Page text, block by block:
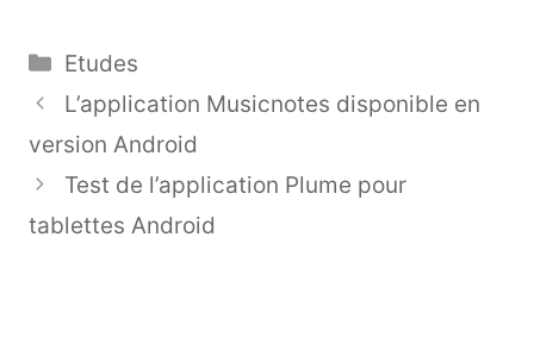
Catégories
Etudes
L’application Musicnotes disponible en
version Android
Test de l’application Plume pour
tablettes Android